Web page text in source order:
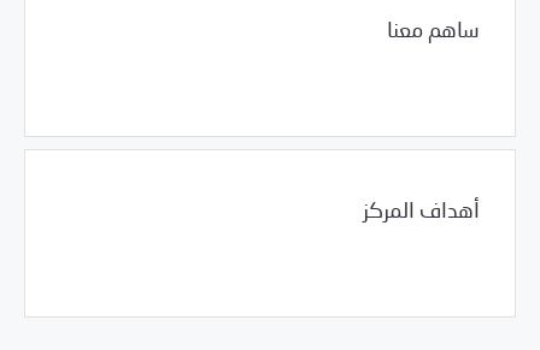
ساهم معنا
أهداف المركز